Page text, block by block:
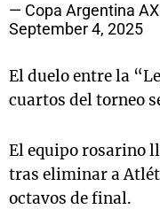
— Copa Argentina
September 4, 2025
El duelo entre la
cuartos del torneo
El equipo rosarino
tras eliminar a
octavos de final.